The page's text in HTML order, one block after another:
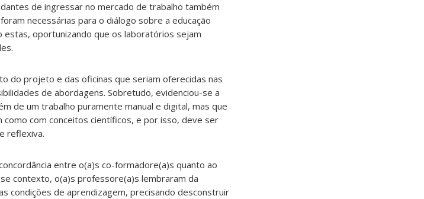
de ingressar no mercado de trabalho também
necessárias para o diálogo sobre a educação
oportunizando que os laboratórios sejam
do projeto e das oficinas que seriam oferecidas nas
de abordagens. Sobretudo, evidenciou-se a
de um trabalho puramente manual e digital, mas que
com conceitos científicos, e por isso, deve ser
reflexiva.
entre o(a)s co-formadore(a)s quanto ao
contexto, o(a)s professore(a)s lembraram da
condições de aprendizagem, precisando desconstruir